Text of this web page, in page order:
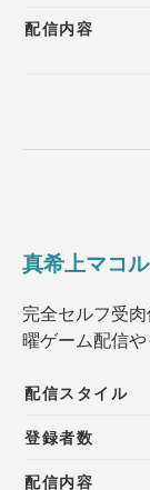
配信内容
真希上マコル
完全セルフ受
曜ゲーム配信
配信スタイル
登録者数
配信内容